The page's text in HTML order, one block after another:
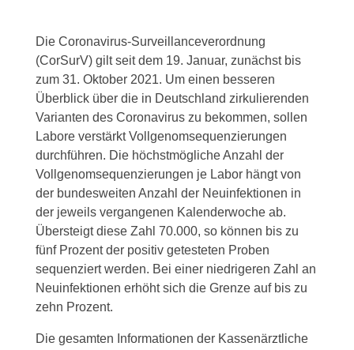
Die Coronavirus-Surveillanceverordnung
(CorSurV) gilt seit dem 19. Januar, zunächst bis
zum 31. Oktober 2021. Um einen besseren
Überblick über die in Deutschland zirkulierenden
Varianten des Coronavirus zu bekommen, sollen
Labore verstärkt Vollgenomsequenzierungen
durchführen. Die höchstmögliche Anzahl der
Vollgenomsequenzierungen je Labor hängt von
der bundesweiten Anzahl der Neuinfektionen in
der jeweils vergangenen Kalenderwoche ab.
Übersteigt diese Zahl 70.000, so können bis zu
fünf Prozent der positiv getesteten Proben
sequenziert werden. Bei einer niedrigeren Zahl an
Neuinfektionen erhöht sich die Grenze auf bis zu
zehn Prozent.
Die gesamten Informationen der Kassenärztliche